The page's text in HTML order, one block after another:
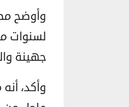
وأوضح
لسنوات
جهينة
وأكد،